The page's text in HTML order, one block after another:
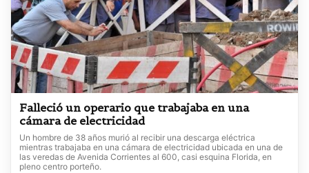
Falleció un operario que trabajaba en una
cámara de electricidad
Un hombre de 38 años murió al recibir una descarga eléctrica
mientras trabajaba en una cámara de electricidad ubicada en una de
las veredas de Avenida Corrientes al 600, casi esquina Florida, en
pleno centro porteño.